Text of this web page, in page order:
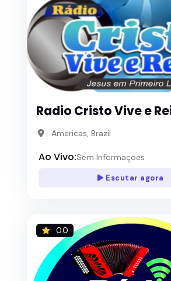
Radio Cristo Vive e
Americas, Brazil
Ao Vivo:Sem Informações
Escutar agora
0.0